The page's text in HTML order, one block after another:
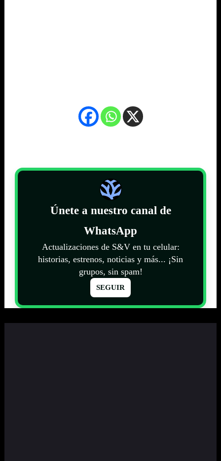
Únete a nuestro canal de
WhatsApp
Actualizaciones de S&V en tu celular:
historias, estrenos, noticias y más... ¡Sin
grupos, sin spam!
SEGUIR